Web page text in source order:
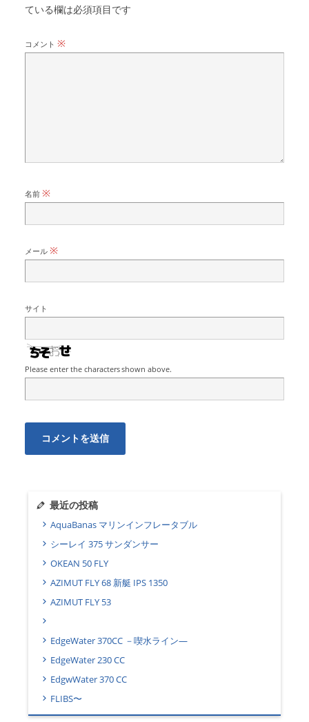
ている欄は必須項目です
コメント ※
名前 ※
メール ※
サイト
Please enter the characters shown above.
最近の投稿
AquaBanas マリンインフレータブル
シーレイ 375 サンダンサー
OKEAN 50 FLY
AZIMUT FLY 68 新艇 IPS 1350
AZIMUT FLY 53
EdgeWater 370CC －喫水ライン―
EdgeWater 230 CC
EdgwWater 370 CC
FLIBS〜